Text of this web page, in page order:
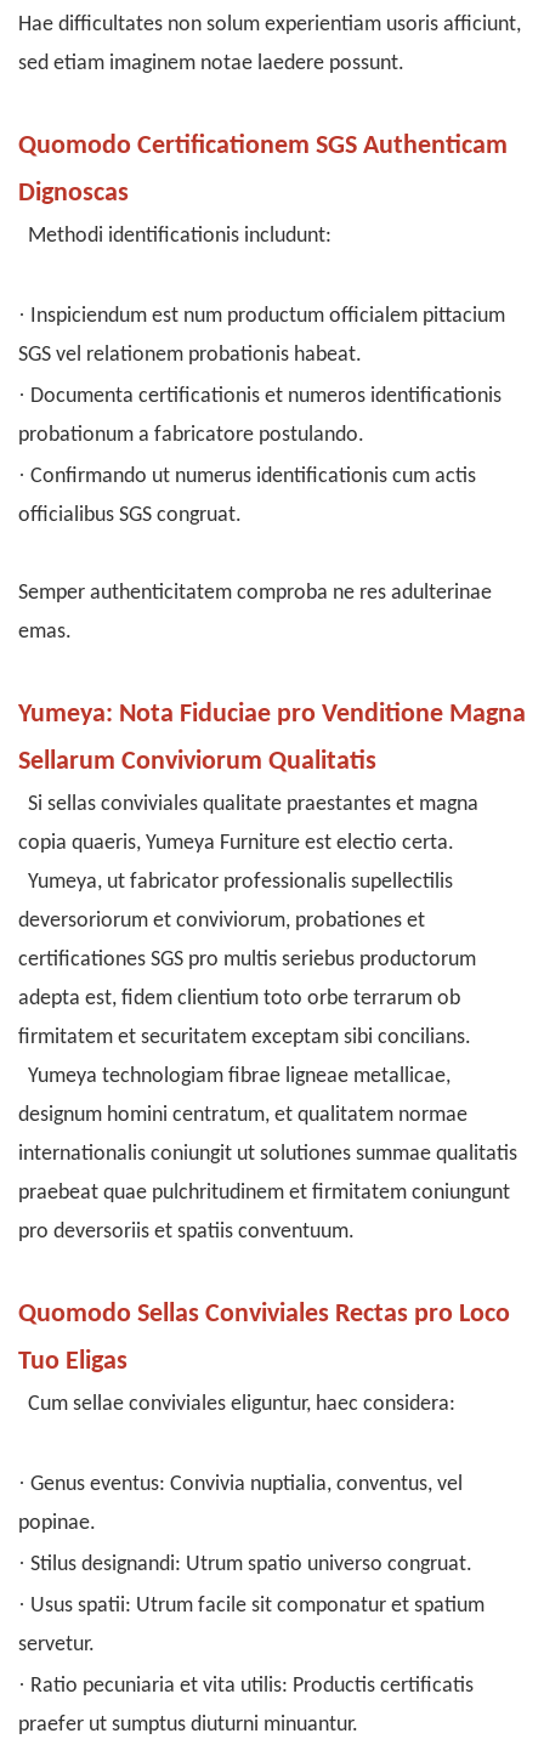
Hae difficultates non solum experientiam usoris afficiunt,
sed etiam imaginem notae laedere possunt.
Quomodo Certificationem SGS Authenticam
Dignoscas
Methodi identificationis includunt:
· Inspiciendum est num productum officialem pittacium
SGS vel relationem probationis habeat.
· Documenta certificationis et numeros identificationis
probationum a fabricatore postulando.
· Confirmando ut numerus identificationis cum actis
officialibus SGS congruat.
Semper authenticitatem comproba ne res adulterinae
emas.
Yumeya: Nota Fiduciae pro Venditione Magna
Sellarum Conviviorum Qualitatis
Si sellas conviviales qualitate praestantes et magna
copia quaeris, Yumeya Furniture est electio certa.
Yumeya, ut fabricator professionalis supellectilis
deversoriorum et conviviorum, probationes et
certificationes SGS pro multis seriebus productorum
adepta est, fidem clientium toto orbe terrarum ob
firmitatem et securitatem exceptam sibi concilians.
Yumeya technologiam fibrae ligneae metallicae,
designum homini centratum, et qualitatem normae
internationalis coniungit ut solutiones summae qualitatis
praebeat quae pulchritudinem et firmitatem coniungunt
pro deversoriis et spatiis conventuum.
Quomodo Sellas Conviviales Rectas pro Loco
Tuo Eligas
Cum sellae conviviales eliguntur, haec considera:
· Genus eventus: Convivia nuptialia, conventus, vel
popinae.
· Stilus designandi: Utrum spatio universo congruat.
· Usus spatii: Utrum facile sit componatur et spatium
servetur.
· Ratio pecuniaria et vita utilis: Productis certificatis
praefer ut sumptus diuturni minuantur.